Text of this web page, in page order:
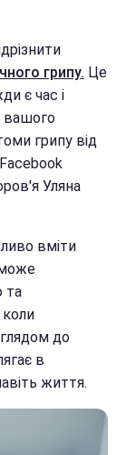
грипу. Це
є час і
вашого
грипу від
Уляна
вміти
та
коли
до
в
життя.